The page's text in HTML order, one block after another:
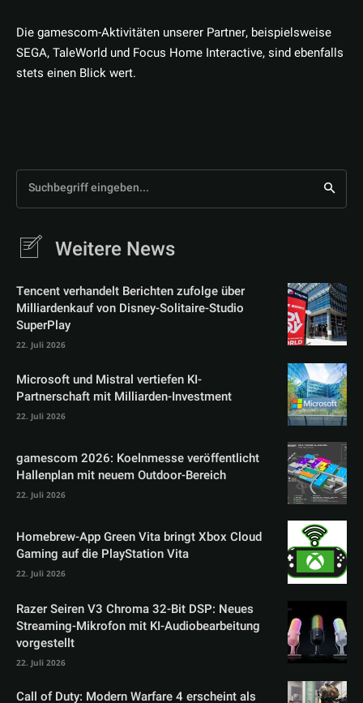
Die gamescom-Aktivitäten unserer Partner, beispielsweise
SEGA, TaleWorld und Focus Home Interactive, sind ebenfalls
stets einen Blick wert.
Suchbegriff eingeben...
Weitere News
Tencent verhandelt Berichten zufolge über
Milliardenkauf von Disney-Solitaire-Studio
SuperPlay
22. Juli 2026
Microsoft und Mistral vertiefen KI-
Partnerschaft mit Milliarden-Investment
22. Juli 2026
gamescom 2026: Koelnmesse veröffentlicht
Hallenplan mit neuem Outdoor-Bereich
22. Juli 2026
Homebrew-App Green Vita bringt Xbox Cloud
Gaming auf die PlayStation Vita
22. Juli 2026
Razer Seiren V3 Chroma 32-Bit DSP: Neues
Streaming-Mikrofon mit KI-Audiobearbeitung
vorgestellt
22. Juli 2026
Call of Duty: Modern Warfare 4 erscheint als